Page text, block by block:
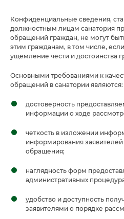
Конфиденциальные сведения,
должностным лицам санатория
обращений граждан, не могут
этим гражданам, в том числе,
ущемление чести и достоинства
Основными требованиями к
обращений в санатории являются:
достоверность
информации о ходе
четкость в изложении
информирования
обращения;
наглядность форм
административных
удобство и доступность
заявителями о порядке